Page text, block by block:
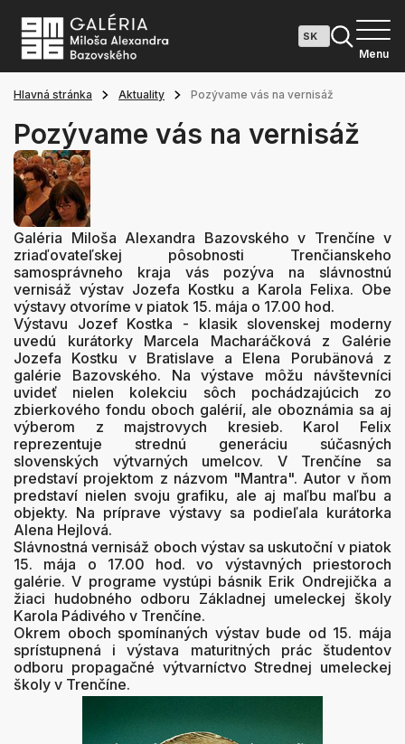
Menu
Hlavná stránka Aktuality Pozývame vás na vernisáž
Pozývame vás na vernisáž
Galéria Miloša Alexandra Bazovského v Trenčíne v
zriaďovateľskej pôsobnosti Trenčianskeho
samosprávneho kraja vás pozýva na slávnostnú
vernisáž výstav Jozefa Kostku a Karola Felixa. Obe
výstavy otvoríme v piatok 15. mája o 17.00 hod.
Výstavu Jozef Kostka - klasik slovenskej moderny
uvedú kurátorky Marcela Macharáčková z Galérie
Jozefa Kostku v Bratislave a Elena Porubänová z
galérie Bazovského. Na výstave môžu návštevníci
uvideť nielen kolekciu sôch pochádzajúcich zo
zbierkového fondu oboch galérií, ale oboznámia sa aj
výberom z majstrovych kresieb. Karol Felix
reprezentuje strednú generáciu súčasných
slovenských výtvarných umelcov. V Trenčíne sa
predstaví projektom z názvom "Mantra". Autor v ňom
predstaví nielen svoju grafiku, ale aj maľbu maľbu a
objekty. Na príprave výstavy sa podieľala kurátorka
Alena Hejlová.
Slávnostná vernisáž oboch výstav sa uskutoční v piatok
15. mája o 17.00 hod. vo výstavných priestoroch
galérie. V programe vystúpi básnik Erik Ondrejička a
žiaci hudobného odboru Základnej umeleckej školy
Karola Pádivého v Trenčíne.
Okrem oboch spomínaných výstav bude od 15. mája
sprístupnená i výstava maturitných prác študentov
odboru propagačné výtvarníctvo Strednej umeleckej
školy v Trenčíne.